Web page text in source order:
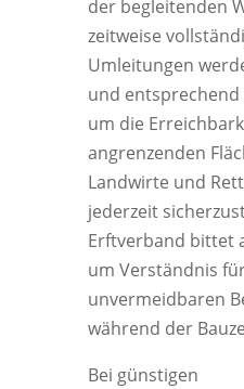
der begleitenden
zeitweise
Umleitungen
und
um die
angrenzenden
Landwirte und
jederzeit
Erftverband bittet
um Verständnis
unvermeidbaren
während der
Bei günstigen